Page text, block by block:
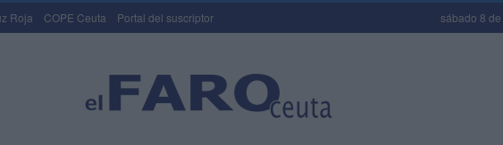
Roja COPE Ceuta Portal del suscriptor sábado 8